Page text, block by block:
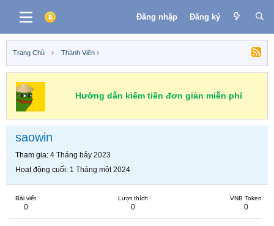
Đăng nhập Đăng ký
Trang Chủ Thành Viên
Hướng dẫn kiếm tiền đơn giản miễn phí
saowin
Tham gia 4 Tháng bảy 2023
Hoạt động cuối 1 Tháng một 2024
Bài viết
0
Lượt thích
0
VNB Token
0